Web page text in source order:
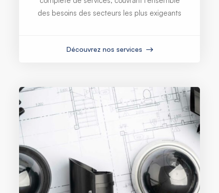
des besoins des secteurs les plus exigeants
Découvrez nos services